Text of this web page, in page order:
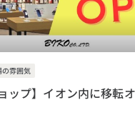
の雰囲気
ップ】イオン内に移転